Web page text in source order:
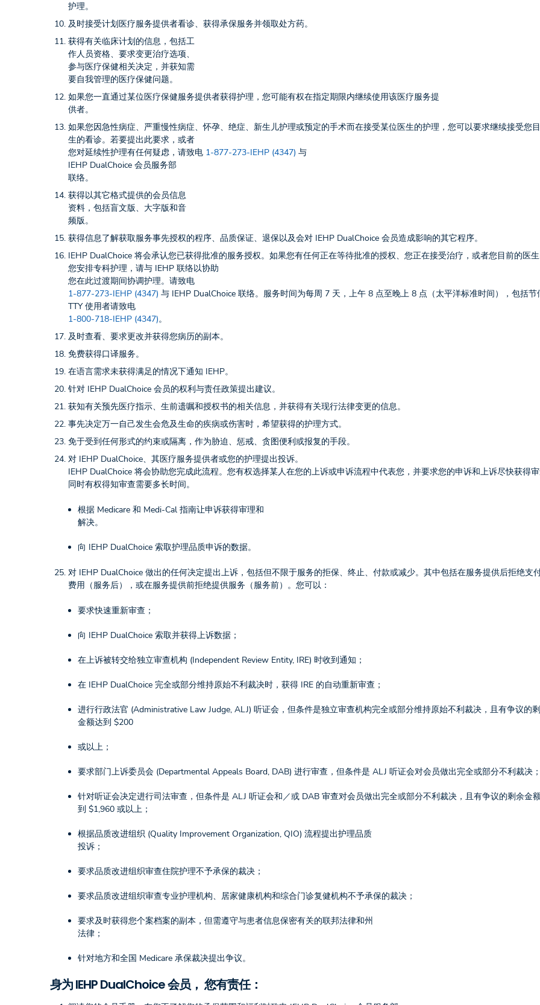
护理。
及时接受计划医疗服务提供者看诊、获得承保服务并领取处方药。
获得有关临床计划的信息，包括工
作人员资格、要求变更治疗选项、
参与医疗保健相关决定，并获知需
要自我管理的医疗保健问题。
如果您一直通过某位医疗保健服务提供者获得护理，您可能有权在指定期限内继续使用该医疗服务提
供者。
如果您因急性病症、严重慢性病症、怀孕、绝症、新生儿护理或预定的手术而在接受某位医生的护理，您可以要求继续接受您
生的看诊。若要提出此要求，或者
您对延续性护理有任何疑虑，请致电 1-877-273-IEHP (4347) 与
IEHP DualChoice 会员服务部
联络。
获得以其它格式提供的会员信息
资料，包括盲文版、大字版和音
频版。
获得信息了解获取服务事先授权的程序、品质保证、退保以及会对 IEHP DualChoice 会员造成影响的其它程序。
IEHP DualChoice 将会承认您已获得批准的服务授权。如果您有任何正在等待批准的授权、您正在接受治疗，或者您目前的医
您安排专科护理，请与 IEHP 联络以协助
您在此过渡期间协调护理。请致电
1-877-273-IEHP (4347) 与 IEHP DualChoice 联络。服务时间为每周 7 天，上午 8 点至晚上 8 点（太平洋标准时间），包括节
TTY 使用者请致电
1-800-718-IEHP (4347)。
及时查看、要求更改并获得您病历的副本。
免费获得口译服务。
在语言需求未获得满足的情况下通知 IEHP。
针对 IEHP DualChoice 会员的权利与责任政策提出建议。
获知有关预先医疗指示、生前遗嘱和授权书的相关信息，并获得有关现行法律变更的信息。
事先决定万一自己发生会危及生命的疾病或伤害时，希望获得的护理方式。
免于受到任何形式的约束或隔离，作为胁迫、惩戒、贪图便利或报复的手段。
对 IEHP DualChoice、其医疗服务提供者或您的护理提出投诉。
IEHP DualChoice 将会协助您完成此流程。您有权选择某人在您的上诉或申诉流程中代表您，并要求您的申诉和上诉尽快获得审
同时有权得知审查需要多长时间。
根据 Medicare 和 Medi-Cal 指南让申诉获得审理和
解决。
向 IEHP DualChoice 索取护理品质申诉的数据。
对 IEHP DualChoice 做出的任何决定提出上诉，包括但不限于服务的拒保、终止、付款或减少。其中包括在服务提供后拒绝支
费用（服务后），或在服务提供前拒绝提供服务（服务前）。您可以：
要求快速重新审查；
向 IEHP DualChoice 索取并获得上诉数据；
在上诉被转交给独立审查机构 (Independent Review Entity, IRE) 时收到通知；
在 IEHP DualChoice 完全或部分维持原始不利裁决时，获得 IRE 的自动重新审查；
进行行政法官 (Administrative Law Judge, ALJ) 听证会，但条件是独立审查机构完全或部分维持原始不利裁决，且有争议的
金额达到 $200
或以上；
要求部门上诉委员会 (Departmental Appeals Board, DAB) 进行审查，但条件是 ALJ 听证会对会员做出完全或部分不利裁决；
针对听证会决定进行司法审查，但条件是 ALJ 听证会和／或 DAB 审查对会员做出完全或部分不利裁决，且有争议的剩余金
到 $1,960 或以上；
根据品质改进组织 (Quality Improvement Organization, QIO) 流程提出护理品质
投诉；
要求品质改进组织审查住院护理不予承保的裁决；
要求品质改进组织审查专业护理机构、居家健康机构和综合门诊复健机构不予承保的裁决；
要求及时获得您个案档案的副本，但需遵守与患者信息保密有关的联邦法律和州
法律；
针对地方和全国 Medicare 承保裁决提出争议。
身为 IEHP DualChoice 会员， 您有责任：